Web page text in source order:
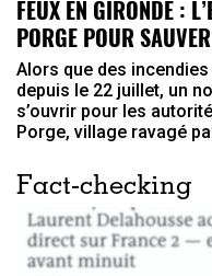
FEUX EN GIRONDE :
PORGE POUR
Alors que des
depuis le 22 juillet, un
s’ouvrir pour les
Porge, village ravagé
Fact-checking